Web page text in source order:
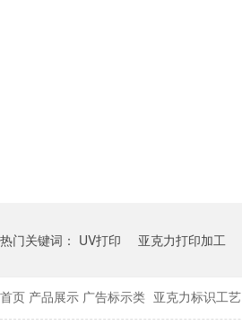
热门关键词： UV打印 亚克力打印加工
首页 产品展示 广告标示类 亚克力标识工艺